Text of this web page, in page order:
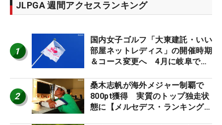
JLPGA 週間アクセスランキング
1
国内女子ゴルフ「大東建託・いい
部屋ネットレディス」の開催時期
＆コース変更へ 4月に岐阜で開
2
桑木志帆が海外メジャー制覇で
800pt獲得 実質のトップ独走状
態に【メルセデス・ランキング番